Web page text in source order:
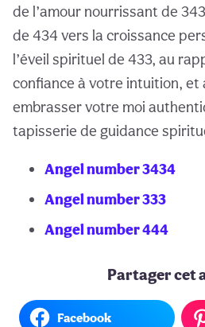
de l’amour nourrissant de
de 434 vers la croissance
l’éveil spirituel de 433, au
confiance à votre intuition, et
embrasser votre moi
tapisserie de guidance
Angel number 3434
Angel number 333
Angel number 444
Partager cet
Facebook